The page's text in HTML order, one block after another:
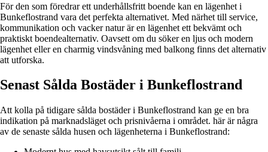
För den som föredrar ett underhållsfritt boende kan en lägenhet i
Bunkeflostrand vara det perfekta alternativet. Med närhet till service,
kommunikation och vacker natur är en lägenhet ett bekvämt och
praktiskt boendealternativ. Oavsett om du söker en ljus och modern
lägenhet eller en charmig vindsvåning med balkong finns det alternativ
att utforska.
Senast Sålda Bostäder i Bunkeflostrand
Att kolla på tidigare sålda bostäder i Bunkeflostrand kan ge en bra
indikation på marknadsläget och prisnivåerna i området. här är några
av de senaste sålda husen och lägenheterna i Bunkeflostrand: